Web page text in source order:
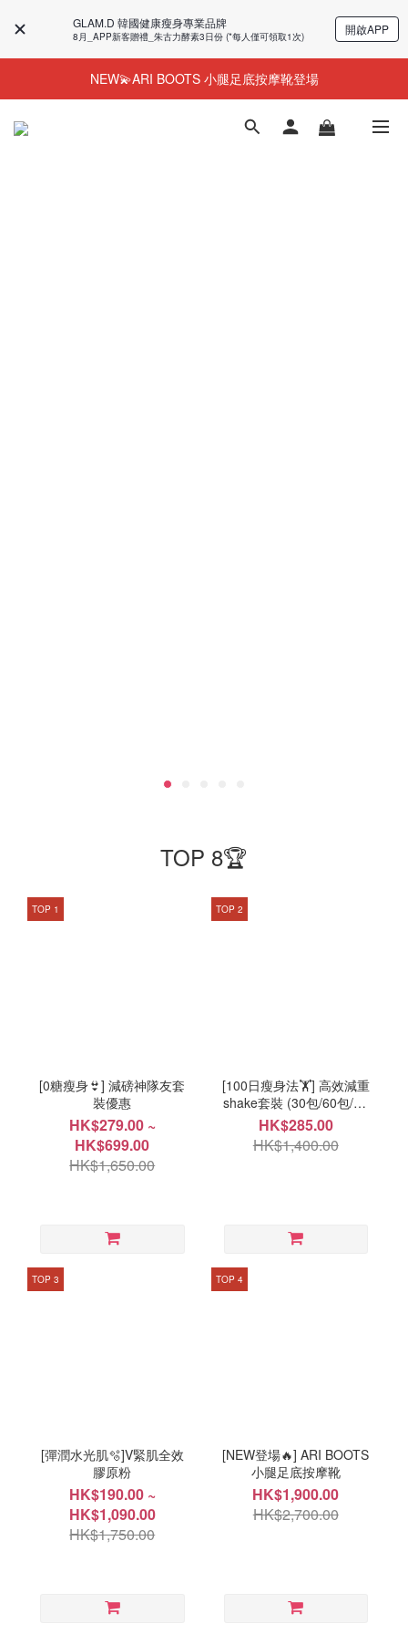
GLAM.D 韓國健康瘦身專業品牌
8月_APP新客贈禮_朱古力酵素3日份 (*每人僅可領取1次) 開啟APP
NEW💫ARI BOOTS 小腿足底按摩靴登場
NEW💫ARI BOOTS 小腿足底按摩靴登場
今個夏天零糖輕鬆瘦⭐限時58%OFF＋贈品
TOP 8🏆
TOP 1
[0糖瘦身👙] 減磅神隊友套
裝優惠
HK$279.00 ~
HK$699.00
HK$1,650.00
TOP 2
[100日瘦身法🏋️] 高效減重
shake套裝 (30包/60包/90
包自選)
HK$285.00
HK$1,400.00
TOP 3
[彈潤水光肌🫧]V緊肌全效
膠原粉
HK$190.00 ~
HK$1,090.00
HK$1,750.00
TOP 4
[NEW登場🔥] ARI BOOTS
小腿足底按摩靴
HK$1,900.00
HK$2,700.00